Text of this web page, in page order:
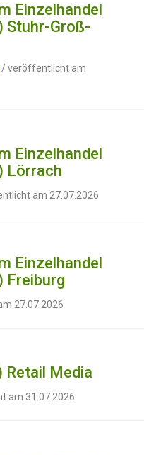
Einzelhandel
Stuhr-Groß-
/ veröffentlicht am
Einzelhandel
Lörrach
am 27.07.2026
Einzelhandel
Freiburg
27.07.2026
Media
am 31.07.2026